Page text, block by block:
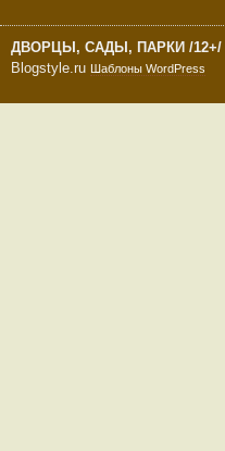
ДВОРЦЫ, САДЫ, ПАРКИ /12+/
Blogstyle.ru Шаблоны WordPress